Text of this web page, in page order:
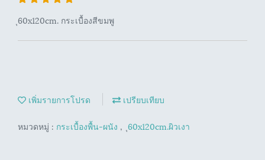
ุ60x120cm. กระเบื้องสีขมพู
เพิ่มรายการโปรด เปรียบเทียบ
หมวดหมู่ : กระเบื้องพื้น-ผนัง , ุ60x120cm.ผิวเงา